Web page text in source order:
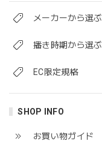
メーカーから選ぶ
播き時期から選ぶ
EC限定規格
SHOP INFO
お買い物ガイド